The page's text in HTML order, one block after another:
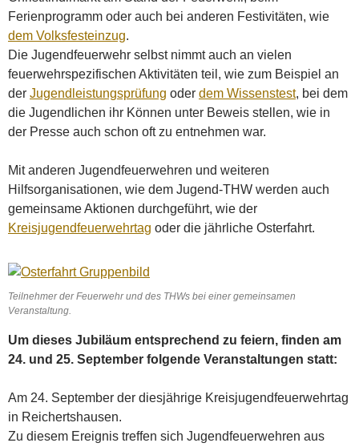
Ferienprogramm oder auch bei anderen Festivitäten, wie
dem Volksfesteinzug.
Die Jugendfeuerwehr selbst nimmt auch an vielen
feuerwehrspezifischen Aktivitäten teil, wie zum Beispiel an
der Jugendleistungsprüfung oder dem Wissenstest, bei dem
die Jugendlichen ihr Können unter Beweis stellen, wie in
der Presse auch schon oft zu entnehmen war.
Mit anderen Jugendfeuerwehren und weiteren
Hilfsorganisationen, wie dem Jugend-THW werden auch
gemeinsame Aktionen durchgeführt, wie der
Kreisjugendfeuerwehrtag oder die jährliche Osterfahrt.
Teilnehmer der Feuerwehr und des THWs bei einer gemeinsamen
Veranstaltung.
Um dieses Jubiläum entsprechend zu feiern, finden am
24. und 25. September folgende Veranstaltungen statt:
Am 24. September der diesjährige Kreisjugendfeuerwehrtag
in Reichertshausen.
Zu diesem Ereignis treffen sich Jugendfeuerwehren aus